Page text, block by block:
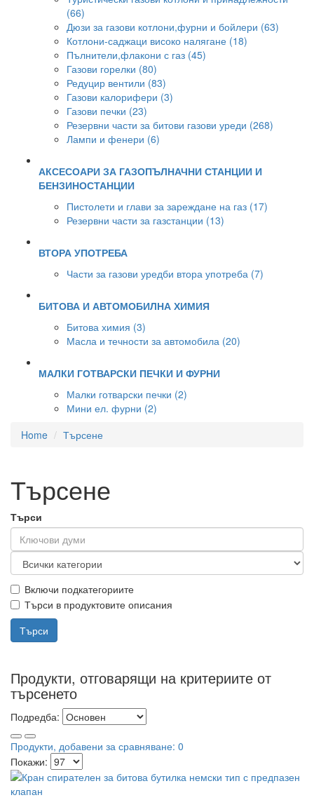
(66)
Дюзи за газови котлони,фурни и бойлери (63)
Котлони-саджаци високо налягане (18)
Пълнители,флакони с газ (45)
Газови горелки (80)
Редуцир вентили (83)
Газови калорифери (3)
Газови печки (23)
Резервни части за битови газови уреди (268)
Лампи и фенери (6)
АКСЕСОАРИ ЗА ГАЗОПЪЛНАЧНИ СТАНЦИИ И
БЕНЗИНОСТАНЦИИ
Пистолети и глави за зареждане на газ (17)
Резервни части за газстанции (13)
ВТОРА УПОТРЕБА
Части за газови уредби втора употреба (7)
БИТОВА И АВТОМОБИЛНА ХИМИЯ
Битова химия (3)
Масла и течности за автомобила (20)
МАЛКИ ГОТВАРСКИ ПЕЧКИ И ФУРНИ
Малки готварски печки (2)
Мини ел. фурни (2)
Home
Търсене
Търсене
Търси
Включи подкатегориите
Търси в продуктовите описания
Продукти, отговарящи на критериите от
търсенето
Подредба:
Продукти, добавени за сравняване: 0
Покажи: